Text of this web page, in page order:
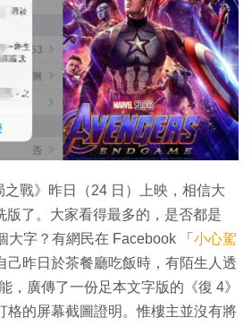
之戰》昨日（24 日）上映，相信大
版了。大家看得最多的，是否都是
大字？有網民在 Facebook 「 小心駕
己昨日於茶餐廳吃飯時，有陌生人透
，廣傳了一份足本文字版的《復 4》
格的屏幕截圖證明。惟樓主並沒有將